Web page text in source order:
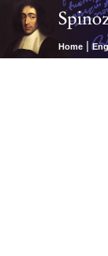
Home |